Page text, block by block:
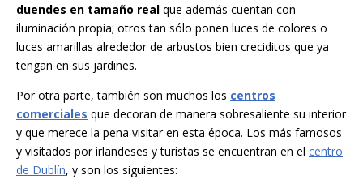
duendes en tamaño real que además cuentan con
iluminación propia; otros tan sólo ponen luces de colores o
luces amarillas alrededor de arbustos bien creciditos que ya
tengan en sus jardines.
Por otra parte, también son muchos los centros
comerciales que decoran de manera sobresaliente su interior
y que merece la pena visitar en esta época. Los más famosos
y visitados por irlandeses y turistas se encuentran en el centro
de Dublín, y son los siguientes: